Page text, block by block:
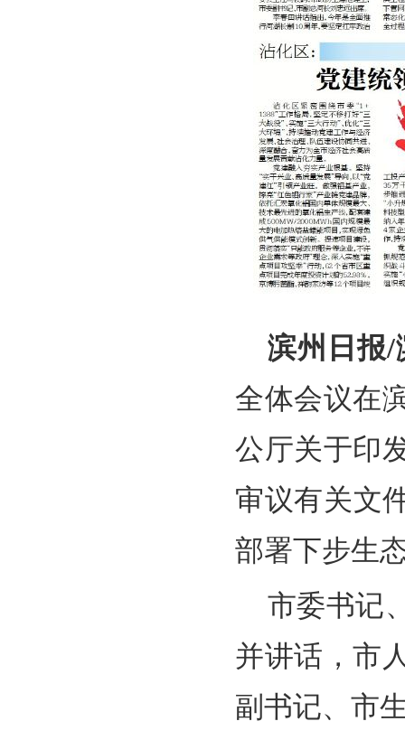
滨州日报
全体会议在
公厅关于印
审议有关文
部署下步生
市委书记
并讲话，市
副书记、市